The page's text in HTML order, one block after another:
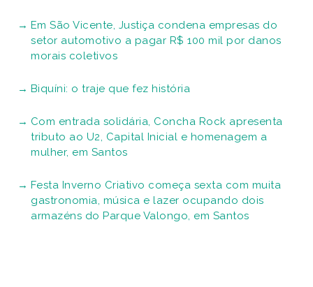
Em São Vicente, Justiça condena empresas do
setor automotivo a pagar R$ 100 mil por danos
morais coletivos
Biquíni: o traje que fez história
Com entrada solidária, Concha Rock apresenta
tributo ao U2, Capital Inicial e homenagem a
mulher, em Santos
Festa Inverno Criativo começa sexta com muita
gastronomia, música e lazer ocupando dois
armazéns do Parque Valongo, em Santos